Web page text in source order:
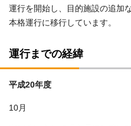
運行を開始し、目的施設の追加
本格運行に移行しています。
運行までの経緯
平成20年度
10月